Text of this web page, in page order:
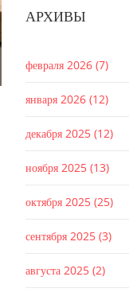
АРХИВЫ
февраля 2026 (7)
января 2026 (12)
декабря 2025 (12)
ноября 2025 (13)
октября 2025 (25)
сентября 2025 (3)
августа 2025 (2)